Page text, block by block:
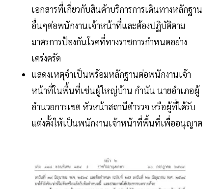
เอกสารที่เกี่ยวกับสินค้าบริการการเดินทางหลักฐาน
อื่นๆต่อพนักงานเจ้าหน้าที่และต้องปฏิบัติตาม
มาตรการป้องกันโรคที่ทางราชการกำหนดอย่าง
เคร่งครัด
แสดงเหตุจำเป็นพร้อมหลักฐานต่อพนักงานเจ้า
หน้าที่ในพื้นที่เช่นผู้ใหญ่บ้าน กำนัน นายอำเภอผู้
อำนวยการเขต หัวหน้าสถานีตำรวจ หรือผู้ที่ได้รับ
แต่งตั้งให้เป็นพนักงานเจ้าหน้าที่พื้นที่เพื่ออนุญาต